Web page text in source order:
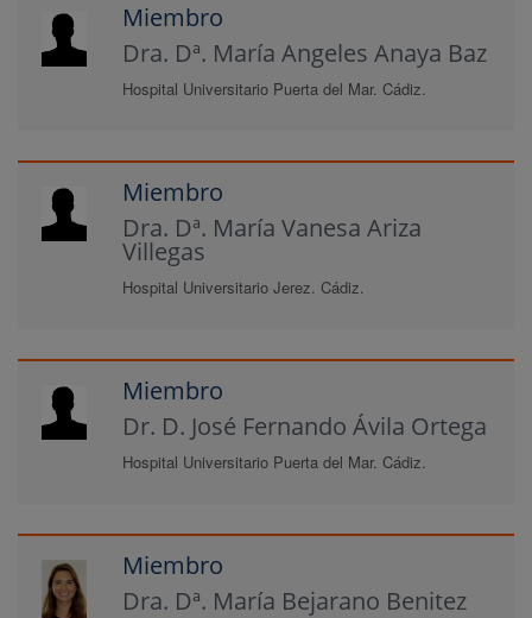
Miembro
Dra. Dª. María Angeles Anaya Baz
Hospital Universitario Puerta del Mar. Cádiz.
Miembro
Dra. Dª. María Vanesa Ariza
Villegas
Hospital Universitario Jerez. Cádiz.
Miembro
Dr. D. José Fernando Ávila Ortega
Hospital Universitario Puerta del Mar. Cádiz.
Miembro
Dra. Dª. María Bejarano Benitez